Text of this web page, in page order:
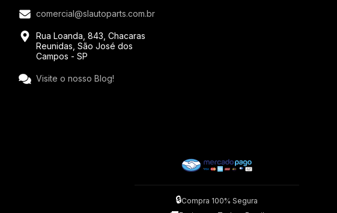
comercial@slautoparts.com.br
Rua Loanda, 843, Chacaras
Reunidas, São José dos
Campos - SP
Visite o nosso Blog!
🔒Compra 100% Segura